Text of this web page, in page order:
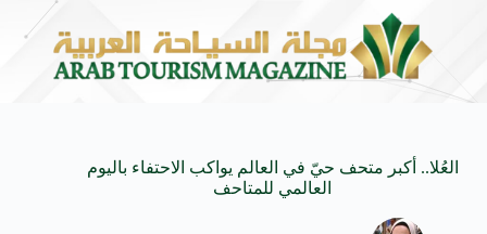
تدريس اللغة العربية 10 أغسطس 2026 تدشين منافسات بطولة
العُلا.. أكبر متحف حيّ في العالم يواكب الاحتفاء باليوم
العالمي للمتاحف